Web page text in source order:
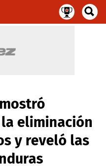
eliminación
y reveló las